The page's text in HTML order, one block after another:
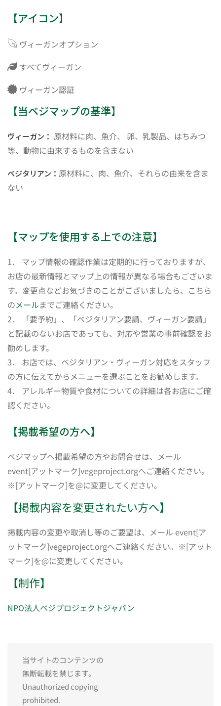
【アイコン】
ヴィーガンオプション
すべてヴィーガン
ヴィーガン認証
【当ベジマップの基準】
ヴィーガン： 原材料に肉、魚介、 卵、乳製品、はちみつ
等、動物に由来するものを含まない
ベジタリアン： 原材料に、肉、魚介、それらの由来を含ま
ない
【マップを使用する上での注意】
1． マップ情報の確認作業は定期的に行っておりますが、
お店の最新情報とマップ上の情報が異なる場合もございま
す。変更点などお気づきのことがございましたら、こちら
のメールまでご連絡ください。
2． 「要予約」、「ベジタリアン要請、ヴィーガン要請」
と記載のないお店であっても、対応や営業の事前確認をお
勧めします。
3． お店では、ベジタリアン・ヴィーガン対応をスタッフ
の方に伝えてからメニューを選ぶことをお勧めします。
4． アレルギー物質や食材についての詳細は各お店にご確
認ください。
【掲載希望の方へ】
ベジマップへ掲載希望の方やお問合せは、メール
event[アットマーク]vegeproject.orgへご連絡ください。
※[アットマーク]を@に変更してください。
【掲載内容を変更されたい方へ】
掲載内容の変更や取消し等のご要望は、メール event[ア
ットマーク]vegeproject.orgへご連絡ください。※[アット
マーク]を@に変更してください。
【制作】
NPO法人ベジプロジェクトジャパン
当サイトのコンテンツの
無断転載を禁じます。
Unauthorized copying
prohibited.